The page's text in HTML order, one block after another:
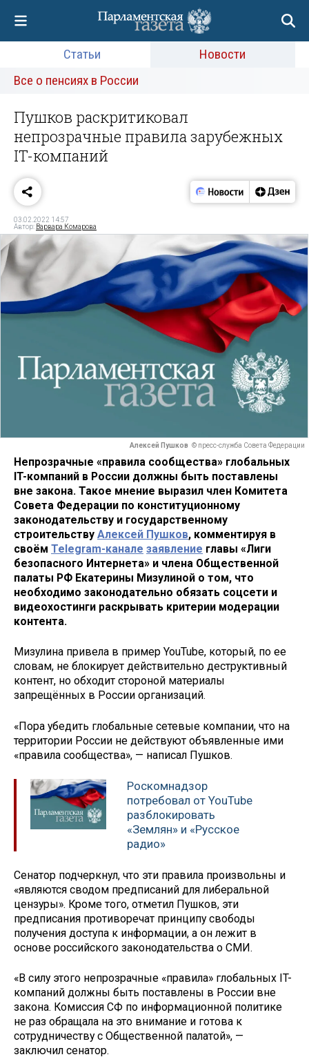
Статьи
Новости
Все о пенсиях в России
Пушков раскритиковал
непрозрачные правила зарубежных
IT-компаний
03.02.2022 14:57
Автор: Варвара Комарова
Алексей Пушков © пресс-служба Совета Федерации
Непрозрачные «правила сообщества» глобальных
IT-компаний в России должны быть поставлены
вне закона. Такое мнение выразил член Комитета
Совета Федерации по конституционному
законодательству и государственному
строительству Алексей Пушков, комментируя в
своём Telegram-канале заявление главы «Лиги
безопасного Интернета» и члена Общественной
палаты РФ Екатерины Мизулиной о том, что
необходимо законодательно обязать соцсети и
видеохостинги раскрывать критерии модерации
контента.
Мизулина привела в пример YouTubе, который, по ее
словам, не блокирует действительно деструктивный
контент, но обходит стороной материалы
запрещённых в России организаций.
«Пора убедить глобальные сетевые компании, что на
территории России не действуют объявленные ими
«правила сообщества», — написал Пушков.
Роскомнадзор
потребовал от YouTube
разблокировать
«Землян» и «Русское
радио»
Сенатор подчеркнул, что эти правила произвольны и
«являются сводом предписаний для либеральной
цензуры». Кроме того, отметил Пушков, эти
предписания противоречат принципу свободы
получения доступа к информации, а он лежит в
основе российского законодательства о СМИ.
«В силу этого непрозрачные «правила» глобальных IT-
компаний должны быть поставлены в России вне
закона. Комиссия СФ по информационной политике
не раз обращала на это внимание и готова к
сотрудничеству с Общественной палатой», —
заключил сенатор.